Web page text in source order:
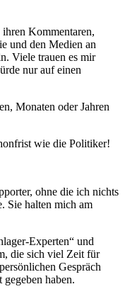
Kommentaren,
und den Medien an
Viele trauen es mir
nur auf einen
Monaten oder Jahren
wie die Politiker!
ohne die ich nichts
Sie halten mich am
Experten“ und
die sich viel Zeit für
Gespräch
haben.